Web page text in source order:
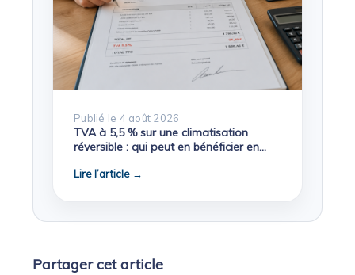
Publié le 4 août 2026
TVA à 5,5 % sur une climatisation
réversible : qui peut en bénéficier en
Lire l’article →
Partager cet article